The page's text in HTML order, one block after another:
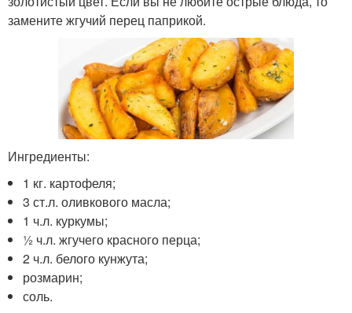
замените жгучий перец паприкой.
Ингредиенты:
1 кг. картофеля;
3 ст.л. оливкового масла;
1 ч.л. куркумы;
½ ч.л. жгучего красного перца;
2 ч.л. белого кунжута;
розмарин;
соль.